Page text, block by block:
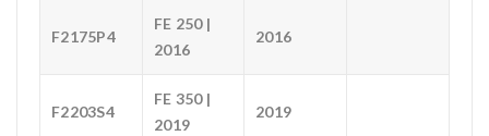
F2175P4
FE 250 |
2016
2016
F2203S4
FE 350 |
2019
2019